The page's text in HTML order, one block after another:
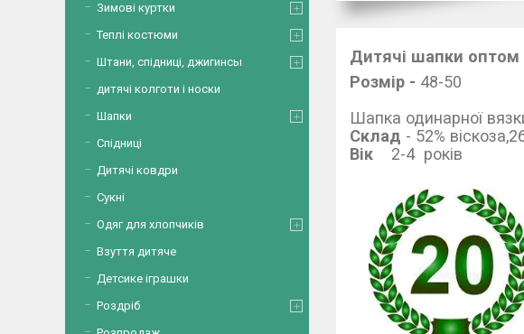
Дитячі шапки оптом
Розмір - 48-50
Шапка одинарної
Склад - 52%
Вік 2-4 років
Зимові куртки
Теплі костюми
Штани, спідниці, джигинсы
дитячі колготи і носки
Шапки
Спідниці
Дитячі ковдри
Сукні
Одяг для хлопчиків
Взуття дитяче
Детсике іграшки
Роздріб